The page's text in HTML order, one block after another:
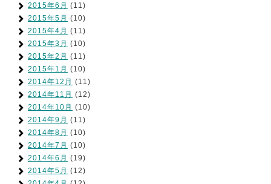
2015年6月 (11)
2015年5月 (10)
2015年4月 (11)
2015年3月 (10)
2015年2月 (11)
2015年1月 (10)
2014年12月 (11)
2014年11月 (12)
2014年10月 (10)
2014年9月 (11)
2014年8月 (10)
2014年7月 (10)
2014年6月 (19)
2014年5月 (12)